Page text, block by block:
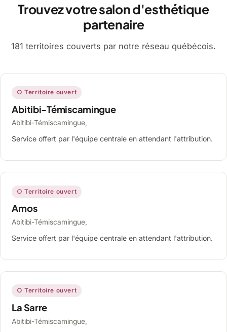
Trouvez votre salon d'esthétique
partenaire
181 territoires couverts par notre réseau québécois.
○ Territoire ouvert
Abitibi-Témiscamingue
Abitibi-Témiscamingue,
Service offert par l'équipe centrale en attendant l'attribution.
○ Territoire ouvert
Amos
Abitibi-Témiscamingue,
Service offert par l'équipe centrale en attendant l'attribution.
○ Territoire ouvert
La Sarre
Abitibi-Témiscamingue,